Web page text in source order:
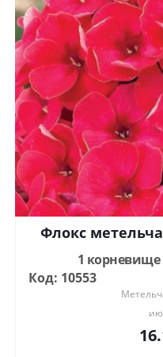
Флокс
1 корневище
Код: 10553